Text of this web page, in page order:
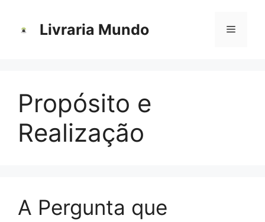
Livraria Mundo Menu
Propósito e
Realização
A Pergunta que